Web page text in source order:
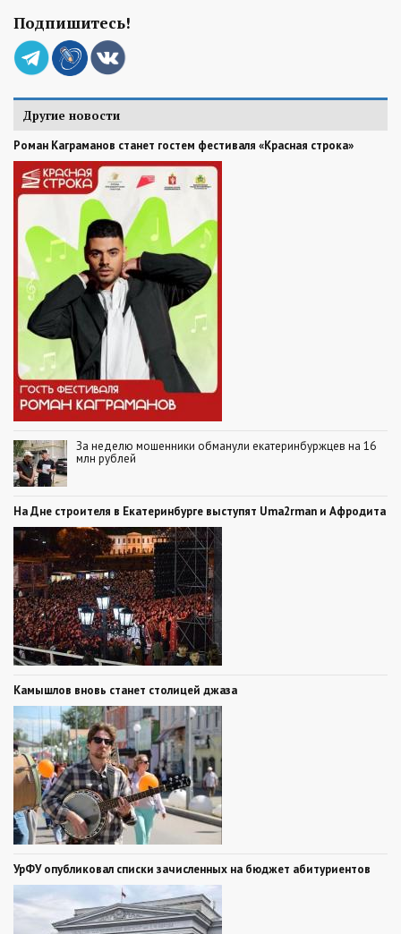
Подпишитесь!
Другие новости
Роман Каграманов станет гостем фестиваля «Красная строка»
За неделю мошенники обманули екатеринбуржцев на 16
млн рублей
На Дне строителя в Екатеринбурге выступят Uma2rman и Афродита
Камышлов вновь станет столицей джаза
УрФУ опубликовал списки зачисленных на бюджет абитуриентов